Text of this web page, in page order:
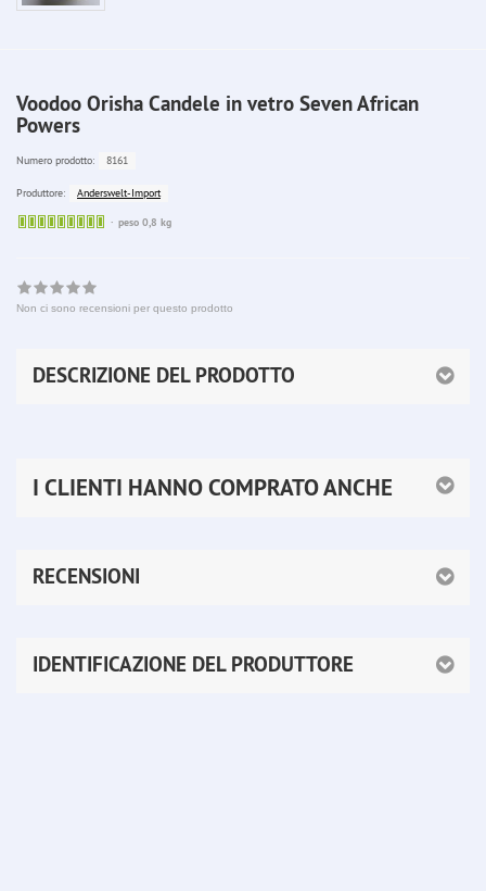
Voodoo Orisha Candele in vetro Seven African
Powers
Numero prodotto: 8161
Produttore:
Anderswelt-Import
Sofort
peso 0,8 kg
Non ci sono recensioni per questo prodotto
DESCRIZIONE DEL PRODOTTO
I CLIENTI HANNO COMPRATO ANCHE
RECENSIONI
IDENTIFICAZIONE DEL PRODUTTORE